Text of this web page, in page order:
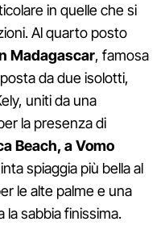
in quelle che si
Al quarto posto
Madagascar, famosa
da due isolotti,
uniti da una
la presenza di
Beach, a Vomo
spiaggia più bella al
le alte palme e una
sabbia finissima.